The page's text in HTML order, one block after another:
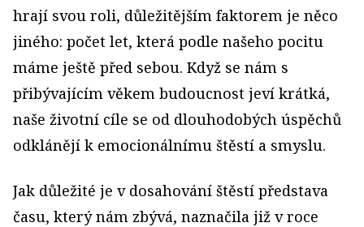
hrají svou roli, důležitějším faktorem je něco
jiného: počet let, která podle našeho pocitu
máme ještě před sebou. Když se nám s
přibývajícím věkem budoucnost jeví krátká,
naše životní cíle se od dlouhodobých úspěchů
odklánějí k emocionálnímu štěstí a smyslu.
Jak důležité je v dosahování štěstí představa
času, který nám zbývá, naznačila již v roce